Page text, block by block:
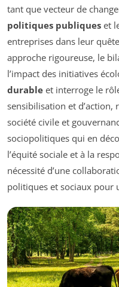
tant que vecteur de
politiques publiques et
entreprises dans leur
approche rigoureuse, le
l’impact des initiatives
durable et interroge le
sensibilisation et
société civile et
sociopolitiques qui en
l’équité sociale et à la
nécessité d’une
politiques et sociaux pour